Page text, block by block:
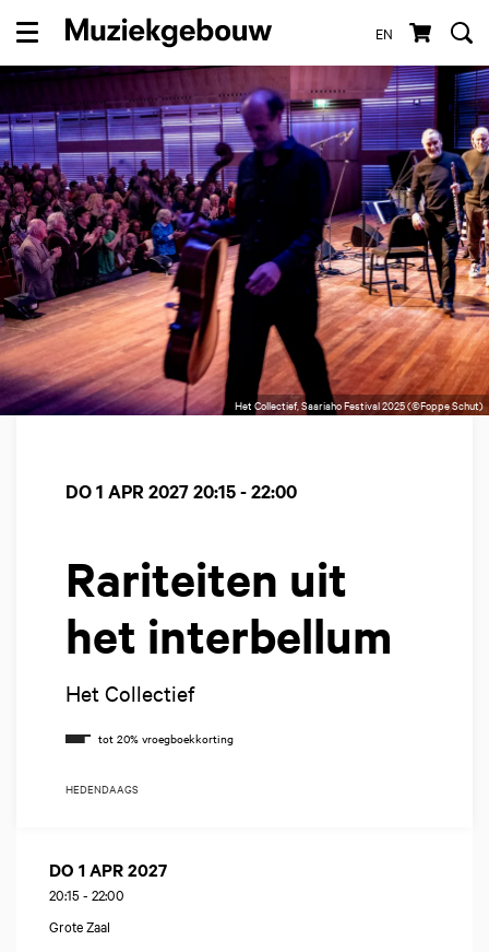
EN
Menu
Het Collectief, Saariaho Festival 2025 (©Foppe Schut)
Rariteiten uit
het interbellum
Het Collectief
DO 1 APR 202720:15 - 22:00
HEDENDAAGS
DO 1 APR 2027
20:15 - 22:00
Grote Zaal